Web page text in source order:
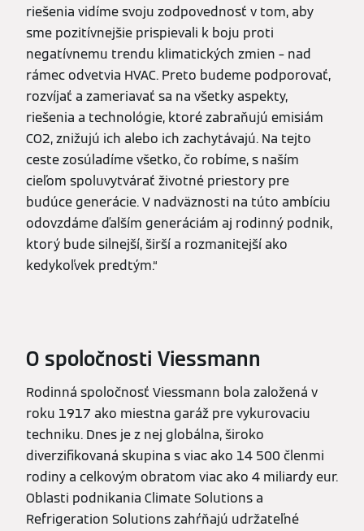
riešenia vidíme svoju zodpovednosť v tom, aby
sme pozitívnejšie prispievali k boju proti
negatívnemu trendu klimatických zmien – nad
rámec odvetvia HVAC. Preto budeme podporovať,
rozvíjať a zameriavať sa na všetky aspekty,
riešenia a technológie, ktoré zabraňujú emisiám
CO2, znižujú ich alebo ich zachytávajú. Na tejto
ceste zosúladíme všetko, čo robíme, s naším
cieľom spoluvytvárať životné priestory pre
budúce generácie. V nadväznosti na túto ambíciu
odovzdáme ďalším generáciám aj rodinný podnik,
ktorý bude silnejší, širší a rozmanitejší ako
kedykoľvek predtým.“
O spoločnosti Viessmann
Rodinná spoločnosť Viessmann bola založená v
roku 1917 ako miestna garáž pre vykurovaciu
techniku. Dnes je z nej globálna, široko
diverzifikovaná skupina s viac ako 14 500 členmi
rodiny a celkovým obratom viac ako 4 miliardy eur.
Oblasti podnikania Climate Solutions a
Refrigeration Solutions zahŕňajú udržateľné